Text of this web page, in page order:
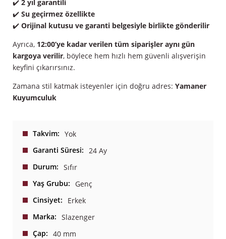
✔️ 2 yıl garantili
✔️ Su geçirmez özellikte
✔️ Orijinal kutusu ve garanti belgesiyle birlikte gönderilir
Ayrıca, 12:00’ye kadar verilen tüm siparişler aynı gün
kargoya verilir, böylece hem hızlı hem güvenli alışverişin
keyfini çıkarırsınız.
Zamana stil katmak isteyenler için doğru adres: Yamaner
Kuyumculuk
Takvim
Yok
Garanti Süresi
24 Ay
Durum
Sıfır
Yaş Grubu
Genç
Cinsiyet
Erkek
Marka
Slazenger
Çap
40 mm